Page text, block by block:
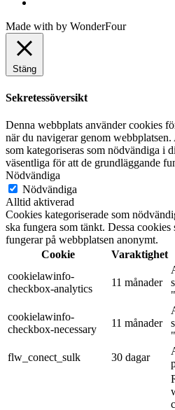
Made with by WonderFour
Stäng
Sekretessöversikt
Denna webbplats använder cookies
när du navigerar genom webbplatsen.
som kategoriseras som nödvändiga i
väsentliga för att de grundläggande
Nödvändiga
Nödvändiga
Alltid aktiverad
Cookies kategoriserade som
ska fungera som tänkt. Dessa
fungerar på webbplatsen anonymt.
Cookie
Varaktighet
cookielawinfo-
checkbox-analytics
11 månader
cookielawinfo-
checkbox-necessary
11 månader
flw_conect_sulk
30 dagar